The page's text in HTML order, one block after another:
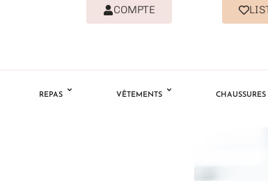
COMPTE
REPAS VÊTEMENTS CHAUSSURES